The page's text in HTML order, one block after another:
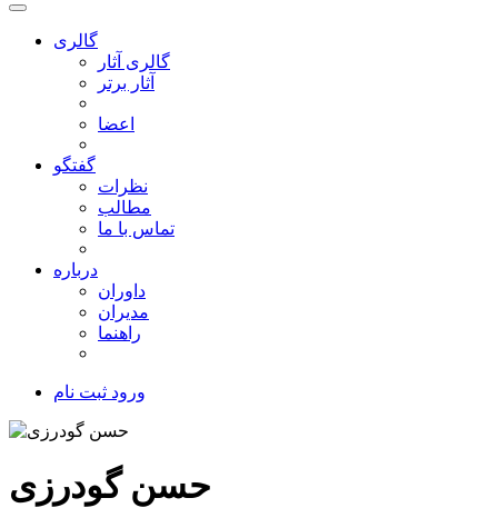
گالری
گالری آثار
آثار برتر
اعضا
گفتگو
نظرات
مطالب
تماس با ما
درباره
داوران
مدیران
راهنما
ورود ثبت نام
حسن گودرزی